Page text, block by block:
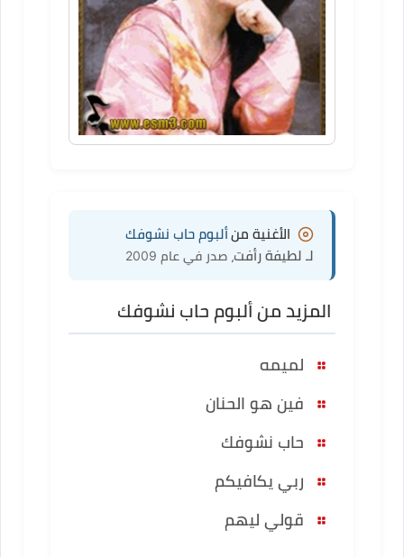
الأغنية منألبوم حاب نشوفك
لـ لطيفة رأفت ، صدر في عام 2009
المزيد من ألبوم حاب نشوفك
لميمه
فين هو الحنان
حاب نشوفك
ربي يكافيكم
قولي ليهم